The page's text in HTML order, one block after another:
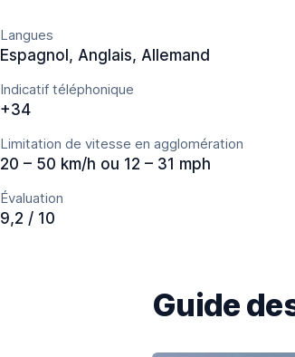
Langues
Espagnol, Anglais, Allemand
Indicatif téléphonique
+34
Limitation de vitesse en agglomération
20 – 50 km/h ou 12 – 31 mph
Évaluation
9,2 / 10
Guide